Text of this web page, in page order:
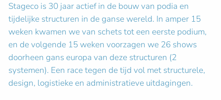
Stageco is 30 jaar actief in de bouw van podia en
tijdelijke structuren in de ganse wereld. In amper 15
weken kwamen we van schets tot een eerste podium,
en de volgende 15 weken voorzagen we 26 shows
doorheen gans europa van deze structuren (2
systemen). Een race tegen de tijd vol met structurele,
design, logistieke en administratieve uitdagingen.